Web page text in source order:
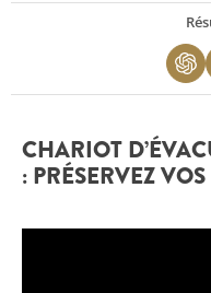
CHARIOT
: PRÉSERVEZ